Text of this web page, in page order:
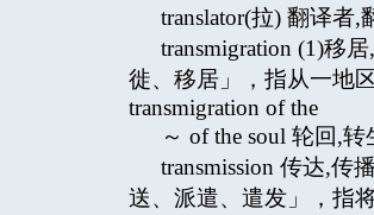
translator(拉) 翻译者
transmigration (1)移
徙、移居」，指从一地
transmigration of the
～ of the soul 轮回,
transmission 传达,传
送、派遣、遣发」，指